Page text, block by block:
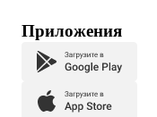
Приложения